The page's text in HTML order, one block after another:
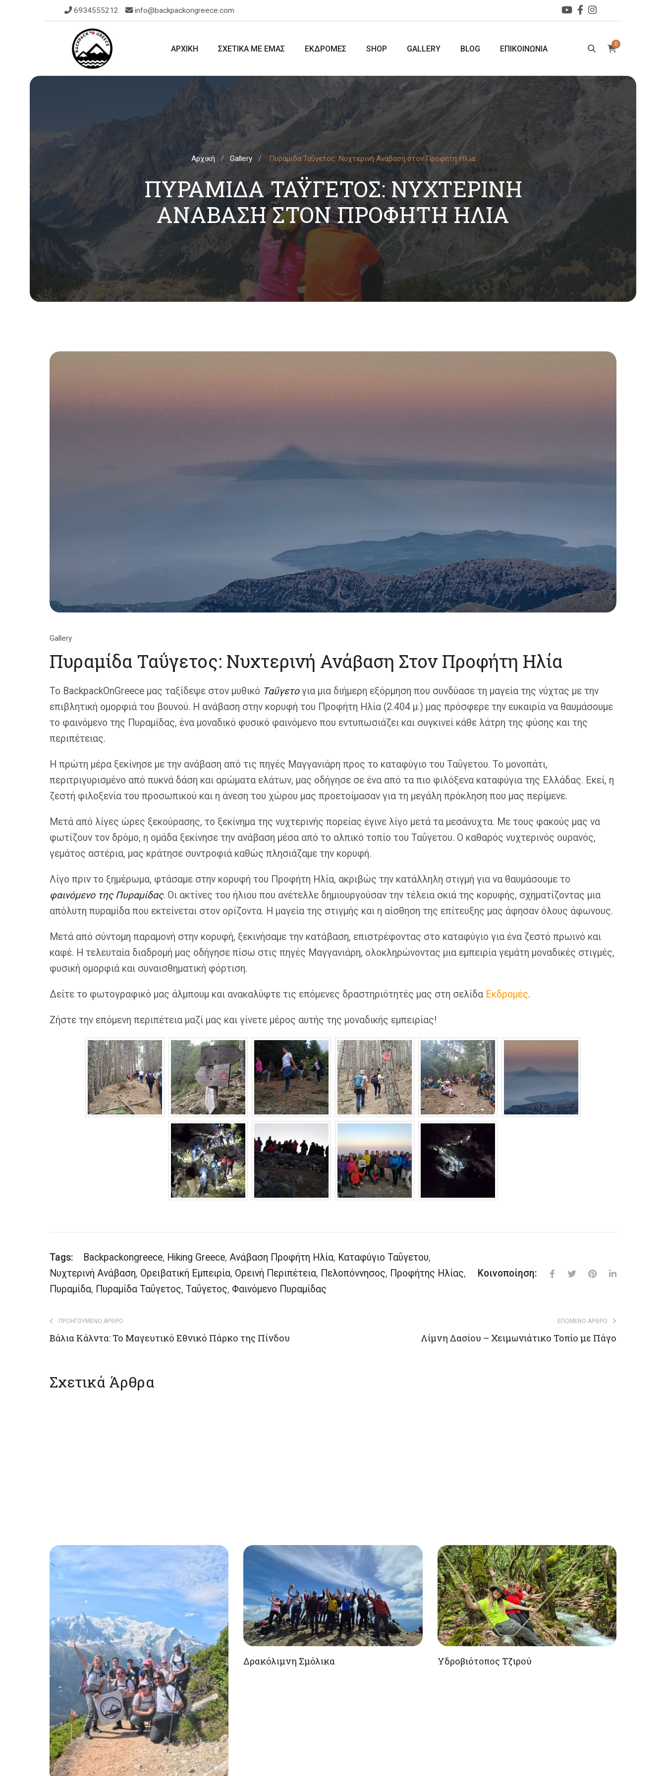
6934555212 info@backpackongreece.com
ΑΡΧΙΚΗ ΣΧΕΤΙΚΑ ΜΕ ΕΜΑΣ ΕΚΔΡΟΜΕΣ SHOP GALLERY BLOG ΕΠΙΚΟΙΝΩΝΙΑ 0
Αρχική Gallery Πυραμίδα Ταΰγετος: Νυχτερινή Ανάβαση στον Προφήτη Ηλία
ΠΥΡΑΜΊΔΑ ΤΑΫ́ΓΕΤΟΣ: ΝΥΧΤΕΡΙΝΉ
ΑΝΆΒΑΣΗ ΣΤΟΝ ΠΡΟΦΉΤΗ ΗΛΊΑ
Gallery
Πυραμίδα Ταΰγετος: Νυχτερινή Ανάβαση Στον Προφήτη Ηλία
Το BackpackOnGreece μας ταξίδεψε στον μυθικό Ταΰγετο για μια διήμερη εξόρμηση που συνδύασε τη μαγεία της νύχτας με την
επιβλητική ομορφιά του βουνού. Η ανάβαση στην κορυφή του Προφήτη Ηλία (2.404 μ.) μας πρόσφερε την ευκαιρία να θαυμάσουμε
το φαινόμενο της Πυραμίδας, ένα μοναδικό φυσικό φαινόμενο που εντυπωσιάζει και συγκινεί κάθε λάτρη της φύσης και της
περιπέτειας.
Η πρώτη μέρα ξεκίνησε με την ανάβαση από τις πηγές Μαγγανιάρη προς το καταφύγιο του Ταΰγετου. Το μονοπάτι,
περιτριγυρισμένο από πυκνά δάση και αρώματα ελάτων, μας οδήγησε σε ένα από τα πιο φιλόξενα καταφύγια της Ελλάδας. Εκεί, η
ζεστή φιλοξενία του προσωπικού και η άνεση του χώρου μας προετοίμασαν για τη μεγάλη πρόκληση που μας περίμενε.
Μετά από λίγες ώρες ξεκούρασης, το ξεκίνημα της νυχτερινής πορείας έγινε λίγο μετά τα μεσάνυχτα. Με τους φακούς μας να
φωτίζουν τον δρόμο, η ομάδα ξεκίνησε την ανάβαση μέσα από το αλπικό τοπίο του Ταΰγετου. Ο καθαρός νυχτερινός ουρανός,
γεμάτος αστέρια, μας κράτησε συντροφιά καθώς πλησιάζαμε την κορυφή.
Λίγο πριν το ξημέρωμα, φτάσαμε στην κορυφή του Προφήτη Ηλία, ακριβώς την κατάλληλη στιγμή για να θαυμάσουμε το
φαινόμενο της Πυραμίδας. Οι ακτίνες του ήλιου που ανέτελλε δημιουργούσαν την τέλεια σκιά της κορυφής, σχηματίζοντας μια
απόλυτη πυραμίδα που εκτείνεται στον ορίζοντα. Η μαγεία της στιγμής και η αίσθηση της επίτευξης μας άφησαν όλους άφωνους.
Μετά από σύντομη παραμονή στην κορυφή, ξεκινήσαμε την κατάβαση, επιστρέφοντας στο καταφύγιο για ένα ζεστό πρωινό και
καφέ. Η τελευταία διαδρομή μας οδήγησε πίσω στις πηγές Μαγγανιάρη, ολοκληρώνοντας μια εμπειρία γεμάτη μοναδικές στιγμές,
φυσική ομορφιά και συναισθηματική φόρτιση.
Δείτε το φωτογραφικό μας άλμπουμ και ανακαλύψτε τις επόμενες δραστηριότητές μας στη σελίδα Εκδρομές.
Ζήστε την επόμενη περιπέτεια μαζί μας και γίνετε μέρος αυτής της μοναδικής εμπειρίας!
Tags: Backpackongreece, Hiking Greece, Ανάβαση Προφήτη Ηλία, Καταφύγιο Ταΰγετου,
Νυχτερινή Ανάβαση, Ορειβατική Εμπειρία, Ορεινή Περιπέτεια, Πελοπόννησος, Προφήτης Ηλίας,
Πυραμίδα, Πυραμίδα Ταΰγετος, Ταΰγετος, Φαινόμενο Πυραμίδας
Κοινοποίηση:
ΠΡΟΗΓΟΎΜΕΝΟ ΆΡΘΡΟ
Βάλια Κάλντα: Το Μαγευτικό Εθνικό Πάρκο της Πίνδου
ΕΠΌΜΕΝΟ ΆΡΘΡΟ
Λίμνη Δασίου – Χειμωνιάτικο Τοπίο με Πάγο
Σχετικά Άρθρα
Δρακόλιμνη Σμόλικα Υδροβιότοπος Τζιρού